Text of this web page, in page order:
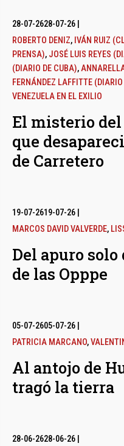
28-07-2628-07-26
ROBERTO DENIZ, IVÁN RUIZ
PRENSA), JOSÉ LUIS REYES
(DIARIO DE CUBA),
FERNÁNDEZ LAFFITTE
VENEZUELA EN EL EXILIO
El misterio
que
de Carretero
19-07-2619-07-26
MARCOS DAVID VALVERDE,
Del apuro solo
de las Opppe
05-07-2605-07-26
PATRICIA MARCANO,
Al antojo de
tragó la tierra
28-06-2628-06-26